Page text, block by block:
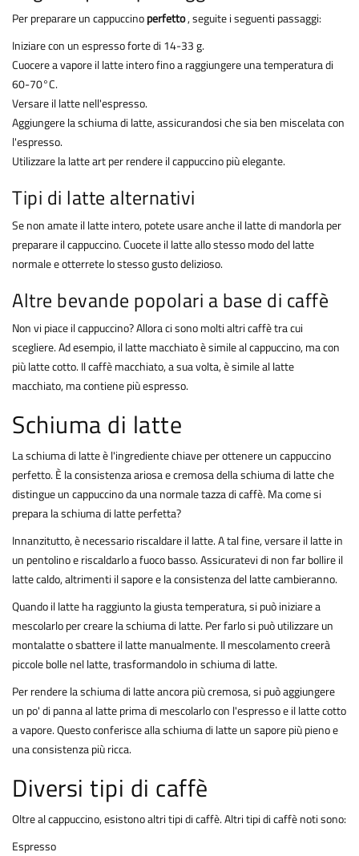
Per preparare un cappuccinoperfetto, seguite i seguenti passaggi:
Iniziare con un espresso forte di 14-33 g.
Cuocere a vapore il latte intero fino a raggiungere una temperatura di
60-70°C.
Versare il latte nell'espresso.
Aggiungere la schiuma di latte, assicurandosi che sia ben miscelata con
l'espresso.
Utilizzare la latte art per rendere il cappuccino più elegante.
Tipi di latte alternativi
Se non amate il latte intero, potete usare anche il latte di mandorla per
preparare il cappuccino. Cuocete il latte allo stesso modo del latte
normale e otterrete lo stesso gusto delizioso.
Altre bevande popolari a base di caffè
Non vi piace il cappuccino? Allora ci sono molti altri caffè tra cui
scegliere. Ad esempio, il latte macchiato è simile al cappuccino, ma con
più latte cotto. Il caffè macchiato, a sua volta, è simile al latte
macchiato, ma contiene più espresso.
Schiuma di latte
La schiuma di latte è l'ingrediente chiave per ottenere un cappuccino
perfetto. È la consistenza ariosa e cremosa della schiuma di latte che
distingue un cappuccino da una normale tazza di caffè. Ma come si
prepara la schiuma di latte perfetta?
Innanzitutto, è necessario riscaldare il latte. A tal fine, versare il latte in
un pentolino e riscaldarlo a fuoco basso. Assicuratevi di non far bollire il
latte caldo, altrimenti il sapore e la consistenza del latte cambieranno.
Quando il latte ha raggiunto la giusta temperatura, si può iniziare a
mescolarlo per creare la schiuma di latte. Per farlo si può utilizzare un
montalatte o sbattere il latte manualmente. Il mescolamento creerà
piccole bolle nel latte, trasformandolo in schiuma di latte.
Per rendere la schiuma di latte ancora più cremosa, si può aggiungere
un po' di panna al latte prima di mescolarlo con l'espresso e il latte cotto
a vapore. Questo conferisce alla schiuma di latte un sapore più pieno e
una consistenza più ricca.
Diversi tipi di caffè
Oltre al cappuccino, esistono altri tipi di caffè. Altri tipi di caffè noti sono:
Espresso